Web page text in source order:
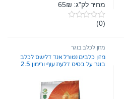
מחיר לק"ג: 65₪
0
t
f
5
(0)
מזון לכלב בוגר
מזון כלבים נטורל אנד דלישס לכלב
בוגר על בסיס דלעת עוף ורימון 2.5